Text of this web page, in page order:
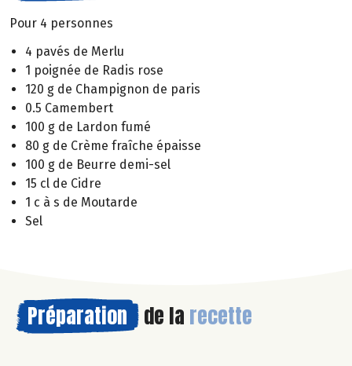
Pour 4 personnes
4 pavés de Merlu
1 poignée de Radis rose
120 g de Champignon de paris
0.5 Camembert
100 g de Lardon fumé
80 g de Crème fraîche épaisse
100 g de Beurre demi-sel
15 cl de Cidre
1 c à s de Moutarde
Sel
Préparation de la recette